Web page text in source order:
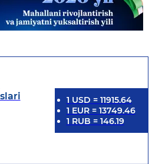
1 USD = 11915.64
1 EUR= 13749.46
1 RUB = 146.19